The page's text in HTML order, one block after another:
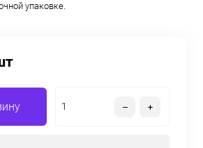
упаковке.